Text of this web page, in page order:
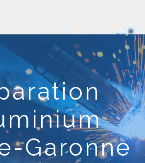
Garonne